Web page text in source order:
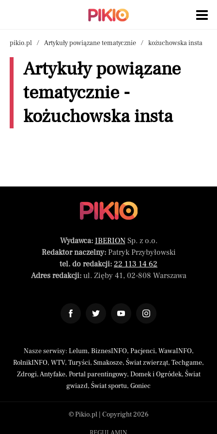
pikio.pl Artykuły powiązane tematycznie kożuchowska insta
Artykuły powiązane
tematycznie -
kożuchowska insta
Wydawca: IBERIONSp. z o.o.
Redaktor naczelny:Patryk Przybyłowski
tel. do redakcji: 22 113 14 62
Adres redakcji:ul. Zięby 41, 02-808 Warszawa
Nasze serwisy: Lelum, BiznesINFO, Pacjenci, WawaINFO,
RolnikINFO, WTV, Turyści, Smakosze, Świat zwierząt, Techgame,
Zdrogi,Antyfake, Portal parentingowy, Domek i Ogródek, Świat
gwiazd, Świat sportu, Goniec
© Pikio.pl | Copyright 2026